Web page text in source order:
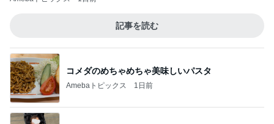
記事を読む
コメダのめちゃめちゃ美味しいパスタ
Amebaトピックス 1日前